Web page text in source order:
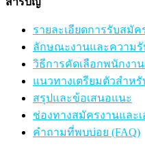
รายละเอียดการรับสมั
ลักษณะงานและความ
วิธีการคัดเลือกพนักงา
แนวทางเตรียมตัวสำห
สรุปและข้อเสนอแนะ
ช่องทางสมัครงานและเ
คำถามที่พบบ่อย (FAQ)